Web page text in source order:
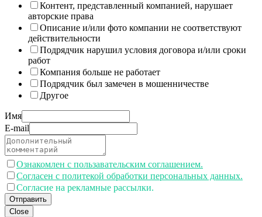
Контент, представленный компанией, нарушает
авторские права
Описание и/или фото компании не соответствуют
действительности
Подрядчик нарушил условия договора и/или сроки
работ
Компания больше не работает
Подрядчик был замечен в мошенничестве
Другое
Имя
E-mail
Ознакомлен с пользавательским соглашением.
Согласен с политекой обработки персональных данных.
Согласие на рекламные рассылки.
Отправить
Close